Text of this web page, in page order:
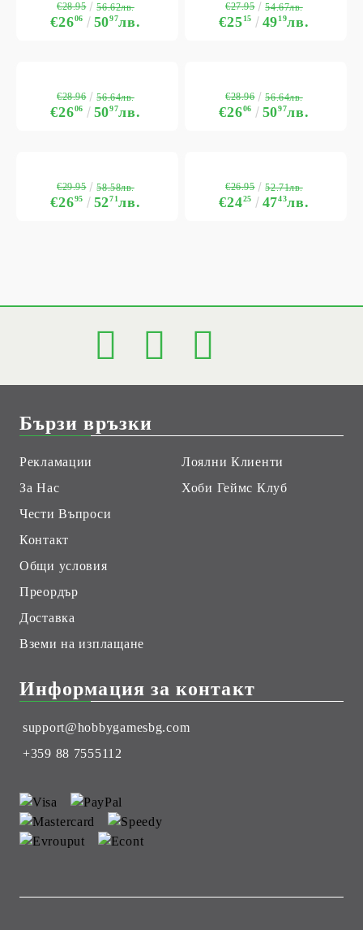
€2606 5097лв.
€28.95 56.62лв.
€2515 4919лв.
€27.95 54.67лв.
€2606 5097лв.
€28.96 56.64лв.
€2606 5097лв.
€28.96 56.64лв.
€2695 5271лв.
€29.95 58.58лв.
€2425 4743лв.
€26.95 52.71лв.
Бързи връзки
Рекламации
За Нас
Чести Въпроси
Контакт
Общи условия
Преордър
Доставка
Вземи на изплащане
Лоялни Клиенти
Хоби Геймс Клуб
Информация за контакт
support@hobbygamesbg.com
+359 88 7555112